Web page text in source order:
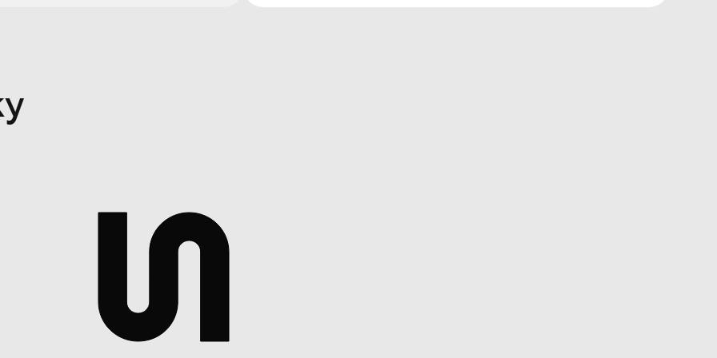
17 из 17